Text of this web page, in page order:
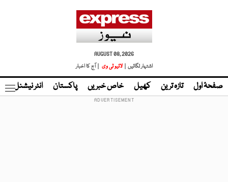
AUGUST 08, 2026
اشتہار لگائیں |
لائیو ٹی وی | آج کا اخبار
صفحۂ اول تازہ ترین کھیل خاص خبریں پاکستان انٹر نیشنل